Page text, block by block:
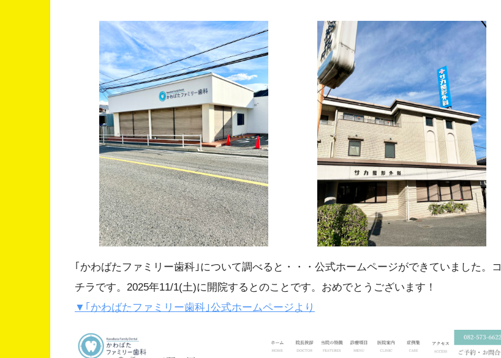
｢かわばたファミリー歯科｣について調べると・・・公式ホームページができていました。コ
チラです。2025年11/1(土)に開院するとのことです。おめでとうございます！
▼｢かわばたファミリー歯科｣公式ホームページより